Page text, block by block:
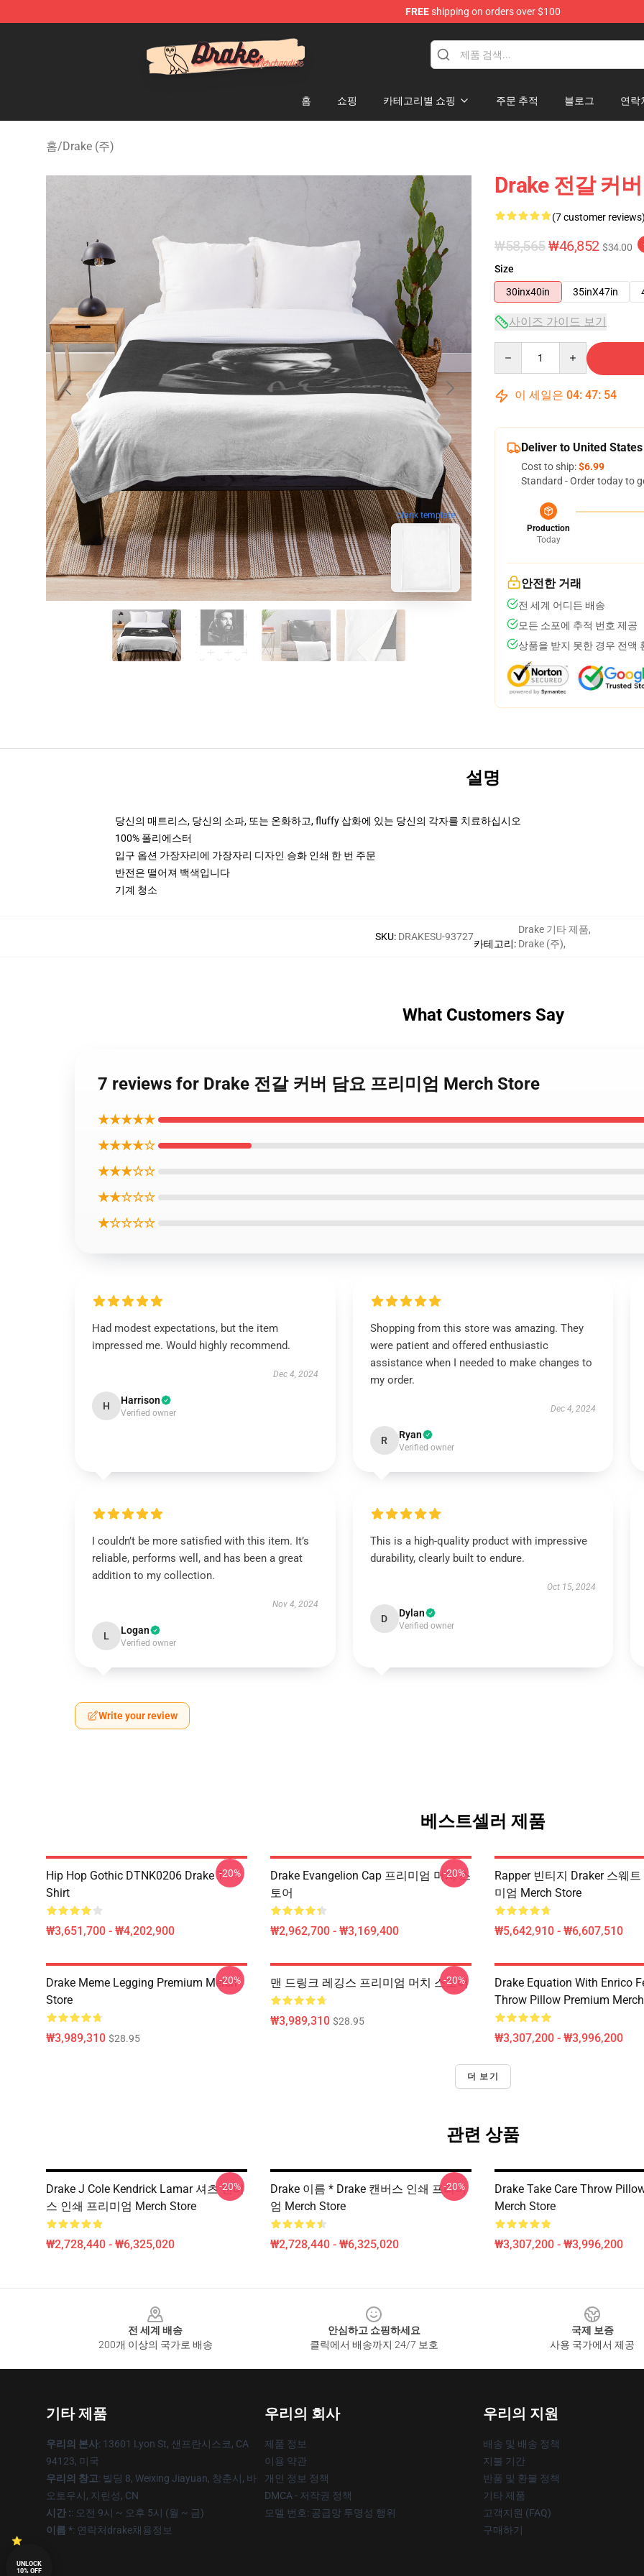
FREEshipping on orders over $100
홈 쇼핑 카테고리별 쇼핑 주문 추적 블로그 연락
홈/Drake (주)
blank template
Drake 전갈 커
(7 customer
₩58,565₩46,852 $34.00
Size
30inx40in
35inX47in
사이즈 가이드 보기
이 세일은 04: 47: 53
Deliver to United States
Cost to ship:$6.99
Standard - Order today to
Production
Today
안전한 거래
전 세계 어디든 배송
모든 소포에 추적 번호 제공
상품을 받지 못한 경우 전액
설명
당신의 매트리스, 당신의 소파, 또는 온화하고, fluffy 삽화에 있는 당신의 각자를 치료하십시오
100% 폴리에스터
입구 옵션 가장자리에 가장자리 디자인 승화 인쇄 한 번 주문
반전은 떨어져 백색입니다
기계 청소
SKU: DRAKESU-93727
카테고리:
Drake 기타 제품,
Drake (주),
What Customers Say
7 reviews for Drake 전갈 커버 담요 프리미엄 Merch Store
★★★★★
★★★★☆
★★★☆☆
★★☆☆☆
★☆☆☆☆
Had modest expectations, but the item
impressed me. Would highly recommend.
Dec 4, 2024
H Harrison
Verified owner
Shopping from this store was amazing. They
were patient and offered enthusiastic
assistance when I needed to make changes to
my order.
Dec 4, 2024
R Ryan
Verified owner
I couldn’t be more satisfied with this item. It’s
reliable, performs well, and has been a great
addition to my collection.
Nov 4, 2024
L Logan
Verified owner
This is a high-quality product with impressive
durability, clearly built to endure.
Oct 15, 2024
D Dylan
Verified owner
Write your review
베스트셀러 제품
Hip Hop Gothic DTNK0206 Drake T-
Shirt
₩3,651,700 - ₩4,202,900
-20%
Drake Evangelion Cap 프리미엄 머치 스
토어
₩2,962,700 - ₩3,169,400
-20%
Rapper 빈티지 Draker 스웨
미엄 Merch Store
₩5,642,910 - ₩6,607,510
Drake Meme Legging Premium Merch
Store
₩3,989,310 $28.95
-20% 맨 드링크 레깅스 프리미엄 머치 스토어
₩3,989,310 $28.95
-20%
Drake Equation With Enrico
Throw Pillow Premium
₩3,307,200 - ₩3,996,200
더 보기
관련 상품
Drake J Cole Kendrick Lamar 셔츠 캔버
스 인쇄 프리미엄 Merch Store
₩2,728,440 - ₩6,325,020
-20%
Drake 이름 * Drake 캔버스 인쇄 프리미
엄 Merch Store
₩2,728,440 - ₩6,325,020
-20%
Drake Take Care Throw
Merch Store
₩3,307,200 - ₩3,996,200
전 세계 배송
200개 이상의 국가로 배송
안심하고 쇼핑하세요
클릭에서 배송까지 24/7 보호
국제 보증
사용 국가에서 제공
기타 제품
우리의 본사: 13601 Lyon St, 샌프란시스코, CA
94123, 미국
우리의 창고: 빌딩 8, Weixing Jiayuan, 창춘시, 바
오토우시, 지린성, CN
시간 :: 오전 9시 ~ 오후 5시 (월 ~ 금)
이름 *: 연락처drake채용정보
우리의 회사
제품 정보
이용 약관
개인 정보 정책
DMCA - 저작권 정책
모델 번호: 공급망 투명성 행위
우리의 지원
배송 및 배송 정책
지불 기간
반품 및 환불 정책
기타 제품
고객지원 (FAQ)
구매하기
UNLOCK
10% OFF